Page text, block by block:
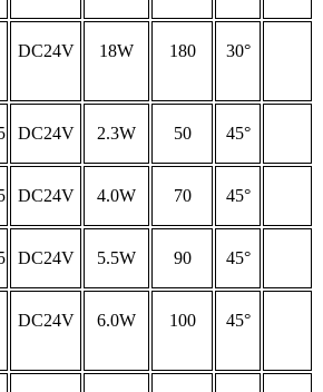
DC24V 18W 180 30°
DC24V 2.3W 50 45°
DC24V 4.0W 70 45°
DC24V 5.5W 90 45°
DC24V 6.0W 100 45°